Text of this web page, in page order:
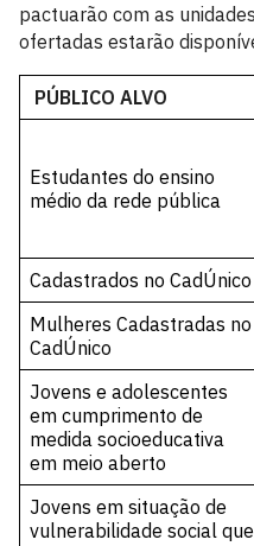
pactuarão com as
ofertadas estarão
PÚBLICO ALVO
Estudantes do ensino
médio da rede pública
Cadastrados no CadÚnico
Mulheres Cadastradas no
CadÚnico
Jovens e adolescentes
em cumprimento de
medida socioeducativa
em meio aberto
Jovens em situação de
vulnerabilidade social que